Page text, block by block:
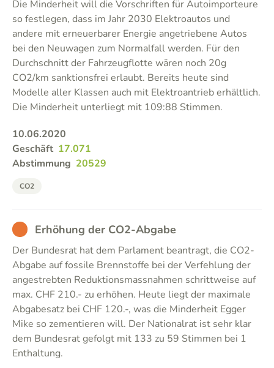
Die Minderheit will die Vorschriften für Autoimporteure
so festlegen, dass im Jahr 2030 Elektroautos und
andere mit erneuerbarer Energie angetriebene Autos
bei den Neuwagen zum Normalfall werden. Für den
Durchschnitt der Fahrzeugflotte wären noch 20g
CO2/km sanktionsfrei erlaubt. Bereits heute sind
Modelle aller Klassen auch mit Elektroantrieb erhältlich.
Die Minderheit unterliegt mit 109:88 Stimmen.
10.06.2020
Geschäft 17.071
Abstimmung 20529
CO2
BAD Erhöhung der CO2-Abgabe
Der Bundesrat hat dem Parlament beantragt, die CO2-
Abgabe auf fossile Brennstoffe bei der Verfehlung der
angestrebten Reduktionsmassnahmen schrittweise auf
max. CHF 210.- zu erhöhen. Heute liegt der maximale
Abgabesatz bei CHF 120.-, was die Minderheit Egger
Mike so zementieren will. Der Nationalrat ist sehr klar
dem Bundesrat gefolgt mit 133 zu 59 Stimmen bei 1
Enthaltung.